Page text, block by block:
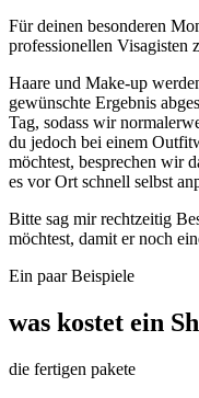
Für deinen besonderen
professionellen Visagisten
Haare und Make-up
gewünschte Ergebnis
Tag, sodass wir
du jedoch bei einem
möchtest, besprechen wir
es vor Ort schnell selbst
Bitte sag mir rechtzeitig
möchtest, damit er noch
Ein paar Beispiele
was kostet ein
die fertigen pakete